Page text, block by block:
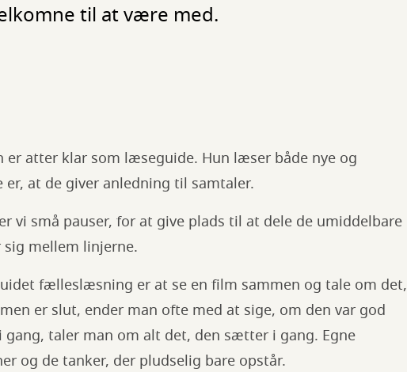
til at være med.
er atter klar som læseguide. Hun læser både nye og
at de giver anledning til samtaler.
vi små pauser, for at give plads til at dele de umiddelbare
mellem linjerne.
fælleslæsning er at se en film sammen og tale om det,
er slut, ender man ofte med at sige, om den var god
gang, taler man om alt det, den sætter i gang. Egne
og de tanker, der pludselig bare opstår.